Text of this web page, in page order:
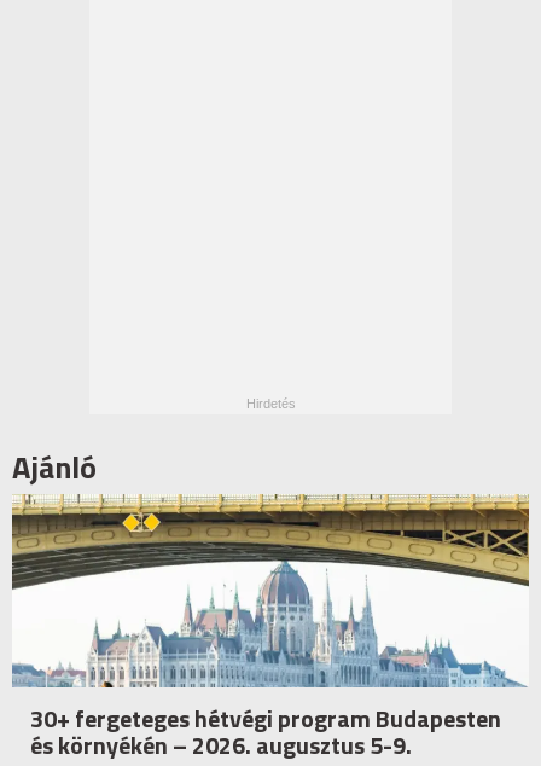
Ajánló
30+ fergeteges hétvégi program Budapesten
és környékén – 2026. augusztus 5-9.